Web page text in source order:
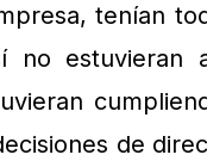
tenían
estuvieran
de